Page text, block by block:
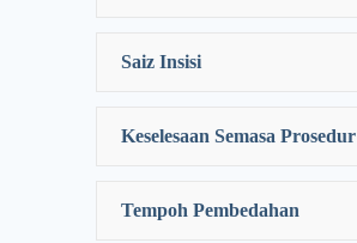
Saiz Insisi
Keselesaan Semasa Prosedur
Tempoh Pembedahan